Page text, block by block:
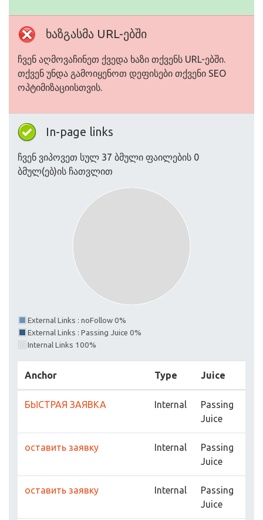
ხაზგასმა URL-ებში
ჩვენ აღმოვაჩინეთ ქვედა ხაზი თქვენს URL-ებში.
თქვენ უნდა გამოიყენოთ დეფისები თქვენი SEO
ოპტიმიზაციისთვის.
In-page links
ჩვენ ვიპოვეთ სულ 37 ბმული ფაილების 0
ბმულ(ებ)ის ჩათვლით
External Links : noFollow 0%
External Links : Passing Juice 0%
Internal Links 100%
Anchor Type Juice
БЫСТРАЯ ЗАЯВКА Internal
Passing
Juice
оставить заявку Internal
Passing
Juice
оставить заявку Internal
Passing
Juice